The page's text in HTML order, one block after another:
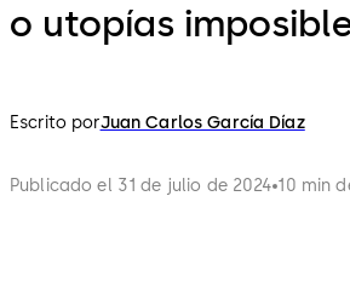
o utopías
Escrito porJuan Carlos García Díaz
Publicado el 31 de julio de 2024 10 min